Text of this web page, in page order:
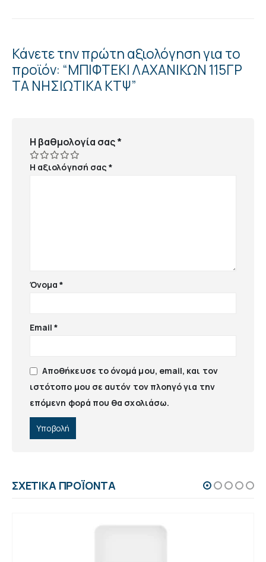
Κάνετε την πρώτη αξιολόγηση για το
προϊόν: “ΜΠΙΦΤΕΚΙ ΛΑΧΑΝΙΚΩΝ 115ΓΡ
ΤΑ ΝΗΣΙΩΤΙΚΑ ΚΤΨ”
Η βαθμολογία σας*
Η αξιολόγησή σας*
Όνομα*
Email*
Αποθήκευσε το όνομά μου, email, και τον
ιστότοπο μου σε αυτόν τον πλοηγό για την
επόμενη φορά που θα σχολιάσω.
ΣΧΕΤΙΚΆ ΠΡΟΪΌΝΤΑ